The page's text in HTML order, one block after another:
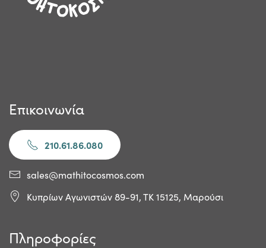
Επικοινωνία
210.61.86.080
sales@mathitocosmos.com
Κυπρίων Αγωνιστών 89-91, ΤΚ 15125, Μαρούσι
Πληροφορίες